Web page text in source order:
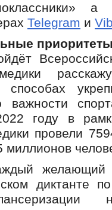
а
Telegram и
важности
году в
провели
желающий
диктанте